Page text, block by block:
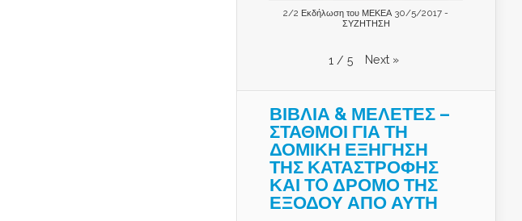
2/2 Εκδήλωση του ΜΕΚΕΑ 30/5/2017 -
ΣΥΖΗΤΗΣΗ
1 / 5 Next »
ΒΙΒΛΙΑ & ΜΕΛΕΤΕΣ –
ΣΤΑΘΜΟΙ ΓΙΑ ΤΗ
ΔΟΜΙΚΗ ΕΞΗΓΗΣΗ
ΤΗΣ ΚΑΤΑΣΤΡΟΦΗΣ
ΚΑΙ ΤO ΔΡΟΜΟ ΤΗΣ
ΕΞΟΔΟΥ ΑΠΟ ΑΥΤΗ